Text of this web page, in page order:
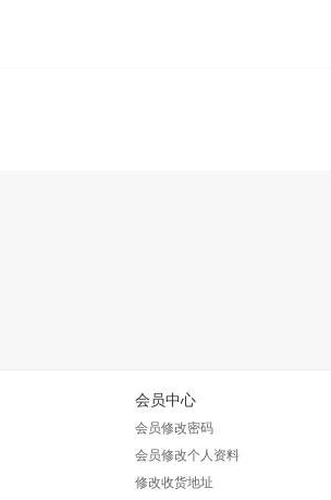
会员中心
会员修改密码
会员修改个人资料
修改收货地址